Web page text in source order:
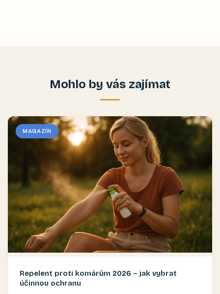
Mohlo by vás zajímat
MAGAZÍN
Repelent proti komárům 2026 – jak vybrat
účinnou ochranu